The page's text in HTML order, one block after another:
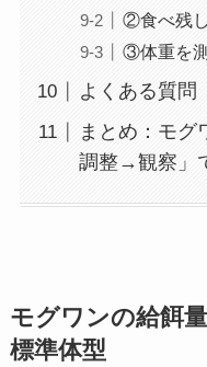
②食べ残
③体重を
よくある質問
まとめ：モ
調整→観察」
モグワンの給餌
標準体型